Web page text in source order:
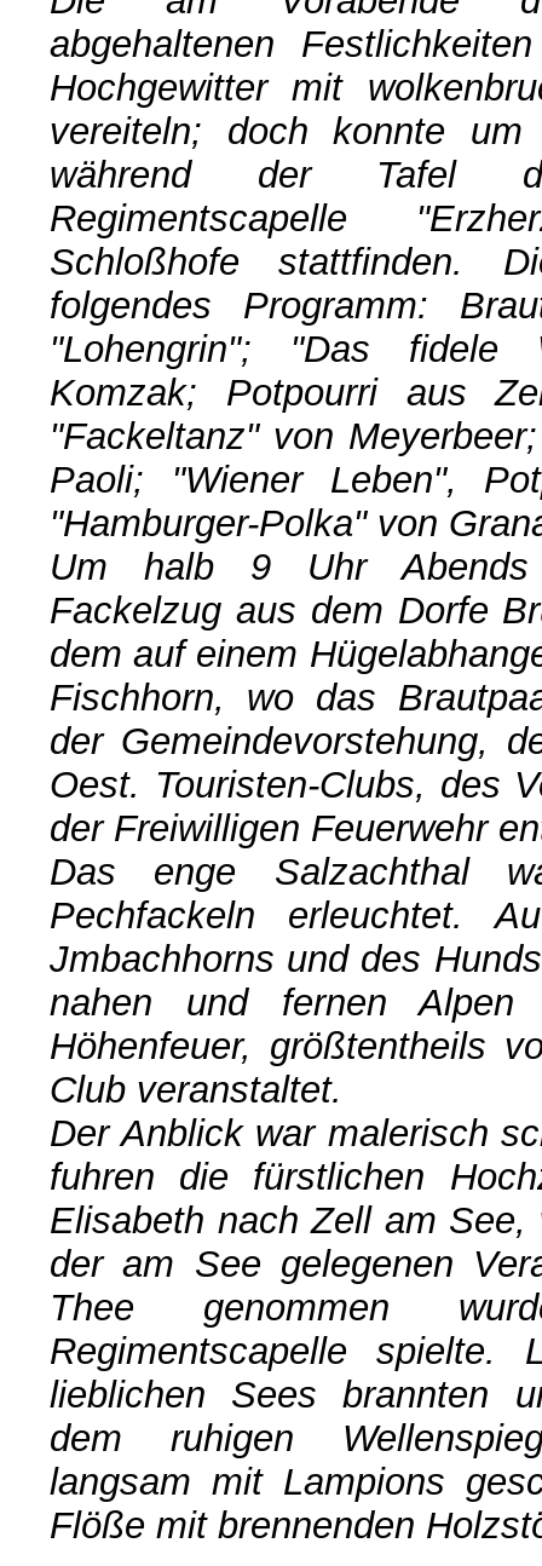
abgehaltenen
Hochgewitter mit
vereiteln; doch konnte
während der Tafel
Regimentscapelle
Schloßhofe stattfinden.
folgendes Programm:
"Lohengrin"; "Das fidele
Komzak; Potpourri aus
"Fackeltanz" von
Paoli; "Wiener Leben",
"Hamburger-Polka" von
Um halb 9 Uhr
Fackelzug aus dem Dorfe
dem auf einem
Fischhorn, wo das
der Gemeindevorstehung,
Oest. Touristen-Clubs, des
der Freiwilligen Feuerwehr
Das enge Salzachthal
Pechfackeln erleuchtet.
Jmbachhorns und des
nahen und fernen Alpen
Höhenfeuer, größtentheils
Club veranstaltet.
Der Anblick war malerisch
fuhren die fürstlichen
Elisabeth nach Zell am
der am See gelegenen
Thee genommen
Regimentscapelle
lieblichen Sees brannten
dem ruhigen
langsam mit Lampions
Flöße mit brennenden